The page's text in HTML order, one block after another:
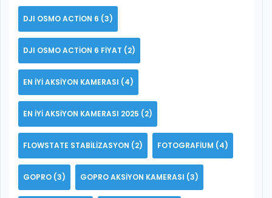
DJI OSMO ACTION 6 (3)
DJI OSMO ACTION 6 FIYAT (2)
EN IYI AKSIYON KAMERASI (4)
EN IYI AKSIYON KAMERASI 2025 (2)
FLOWSTATE STABILIZASYON (2) FOTOGRAFIUM (4)
GOPRO (3) GOPRO AKSIYON KAMERASI (3)